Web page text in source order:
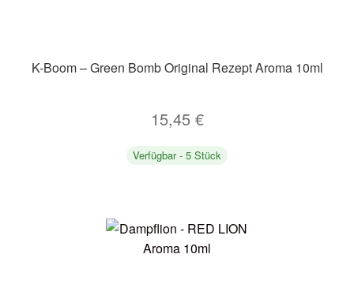
K-Boom – Green Bomb Original Rezept Aroma 10ml
15,45 €
Verfügbar - 5 Stück